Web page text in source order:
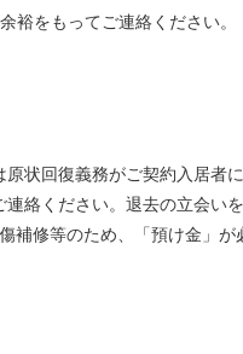
裕をもってご連絡ください。
原状回復義務がご契約入居者
連絡ください。退去の立会い
補修等のため、「預け金」